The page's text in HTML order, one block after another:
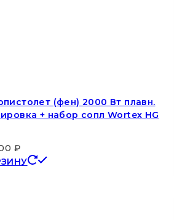
(фен) 2000 Вт плавн.
+ набор сопл Wortex HG
₽